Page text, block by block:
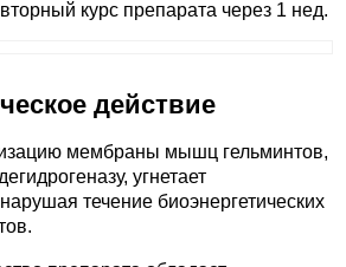
курс препарата через 1 нед.
действие
мембраны мышц гельминтов,
угнетает
течение биоэнергетических